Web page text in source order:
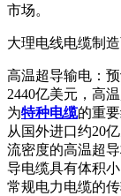
市场。
大理电线电缆制
高温超导输电：
2440亿美元，高
为特种电缆的重
从国外进口约20
流密度的高温超
导电缆具有体积
常规电力电缆的